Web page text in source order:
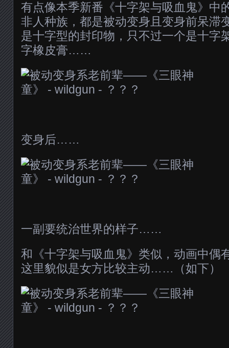
有点像本季新番《十字架与吸血鬼》中
非人种族，都是被动变身且变身前呆
是十字型的封印物，只不过一个是十字
字橡皮膏……
变身后……
一副要统治世界的样子……
和《十字架与吸血鬼》类似，动画中偶
这里貌似是女方比较主动……（如下）